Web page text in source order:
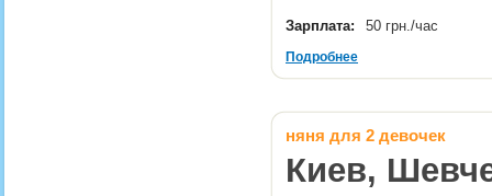
Зарплата: 50 грн./час
Подробнее
няня для 2 девочек
Киев,